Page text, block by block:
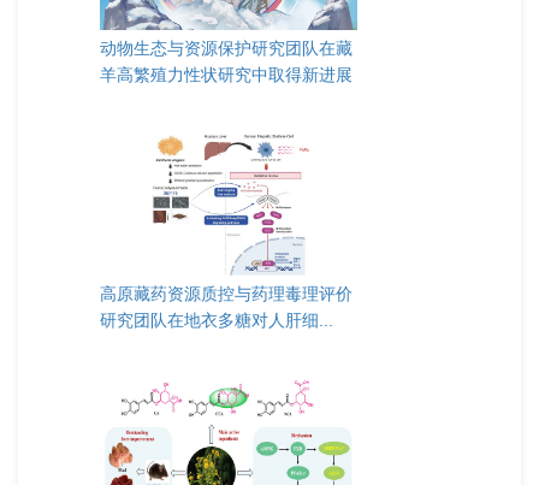
动物生态与资源保护研究团队在藏
羊高繁殖力性状研究中取得新进展
高原藏药资源质控与药理毒理评价
研究团队在地衣多糖对人肝细...